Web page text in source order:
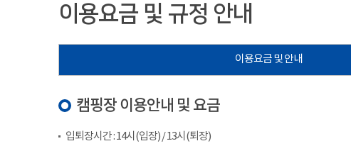
이용요금 및 규정 안내
이용요금 및 안내
캠핑장 이용안내 및 요금
입퇴장시간 : 14시(입장) / 13시(퇴장)